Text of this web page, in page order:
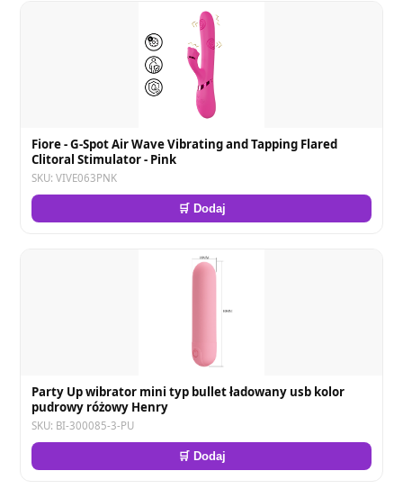
Fiore - G-Spot Air Wave Vibrating and Tapping Flared
Clitoral Stimulator - Pink
SKU: VIVE063PNK
🛒 Dodaj
Party Up wibrator mini typ bullet ładowany usb kolor
pudrowy różowy Henry
SKU: BI-300085-3-PU
🛒 Dodaj